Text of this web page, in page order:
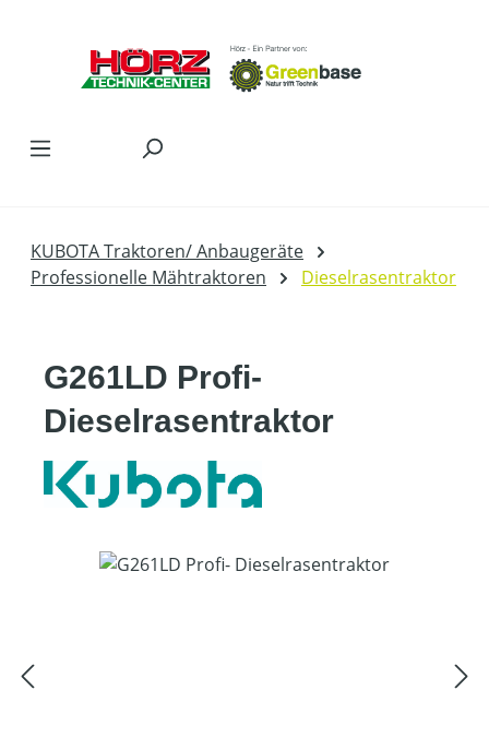
KUBOTA Traktoren/ Anbaugeräte
Professionelle Mähtraktoren
Dieselrasentraktor
G261LD Profi-
Dieselrasentraktor
Bildergalerie überspringen